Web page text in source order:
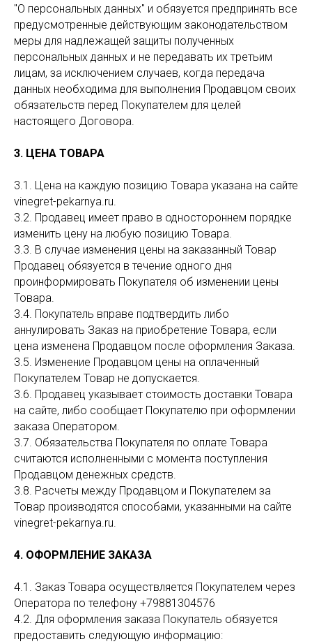
"О персональных данных" и обязуется предпринять все
предусмотренные действующим законодательством
меры для надлежащей защиты полученных
персональных данных и не передавать их третьим
лицам, за исключением случаев, когда передача
данных необходима для выполнения Продавцом своих
обязательств перед Покупателем для целей
настоящего Договора.
3. ЦЕНА ТОВАРА
3.1. Цена на каждую позицию Товара указана на сайте
vinegret-pekarnya.ru.
3.2. Продавец имеет право в одностороннем порядке
изменить цену на любую позицию Товара.
3.3. В случае изменения цены на заказанный Товар
Продавец обязуется в течение одного дня
проинформировать Покупателя об изменении цены
Товара.
3.4. Покупатель вправе подтвердить либо
аннулировать Заказ на приобретение Товара, если
цена изменена Продавцом после оформления Заказа.
3.5. Изменение Продавцом цены на оплаченный
Покупателем Товар не допускается.
3.6. Продавец указывает стоимость доставки Товара
на сайте, либо сообщает Покупателю при оформлении
заказа Оператором.
3.7. Обязательства Покупателя по оплате Товара
считаются исполненными с момента поступления
Продавцом денежных средств.
3.8. Расчеты между Продавцом и Покупателем за
Товар производятся способами, указанными на сайте
vinegret-pekarnya.ru.
4. ОФОРМЛЕНИЕ ЗАКАЗА
4.1. Заказ Товара осуществляется Покупателем через
Оператора по телефону +79881304576
4.2. Для оформления заказа Покупатель обязуется
предоставить следующую информацию: